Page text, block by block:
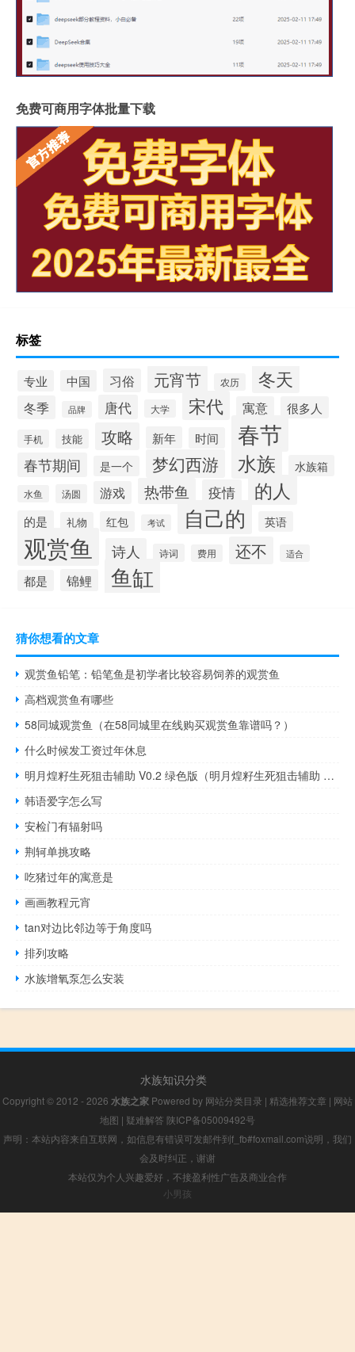
免费可商用字体批量下载
标签
专业 中国 习俗 元宵节 农历 冬天
冬季 品牌 唐代 大学 宋代 寓意 很多人
手机 技能 攻略 新年 时间 春节
春节期间 是一个 梦幻西游 水族 水族箱
水鱼 汤圆 游戏 热带鱼 疫情 的人
的是 礼物 红包 考试 自己的 英语
观赏鱼 诗人 诗词 费用 还不 适合
都是 锦鲤 鱼缸
猜你想看的文章
观赏鱼铅笔：铅笔鱼是初学者比较容易饲养的观赏鱼
高档观赏鱼有哪些
58同城观赏鱼（在58同城里在线购买观赏鱼靠谱吗？）
什么时候发工资过年休息
明月煌籽生死狙击辅助 V0.2 绿色版（明月煌籽生死狙击辅助 V0.2 绿色版功能简介）
韩语爱字怎么写
安检门有辐射吗
荆轲单挑攻略
吃猪过年的寓意是
画画教程元宵
tan对边比邻边等于角度吗
排列攻略
水族增氧泵怎么安装
水族知识分类
Copyright © 2012 - 2026 水族之家 Powered by 网站分类目录 | 精选推荐文章 | 网站
地图 | 疑难解答 陕ICP备05009492号
声明：本站内容来自互联网，如信息有错误可发邮件到f_fb#foxmail.com说明，我们
会及时纠正，谢谢
本站仅为个人兴趣爱好，不接盈利性广告及商业合作
小男孩